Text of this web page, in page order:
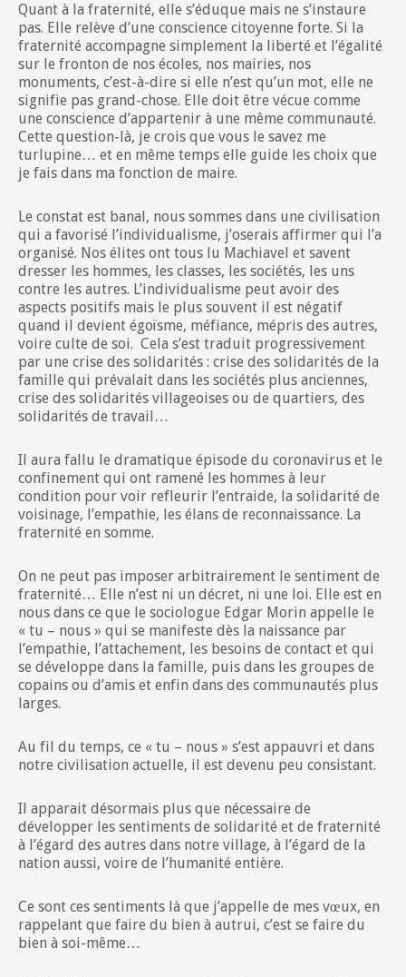
Quant à la fraternité, elle s’éduque mais ne s’instaure
pas. Elle relève d’une conscience citoyenne forte. Si la
fraternité accompagne simplement la liberté et l’égalité
sur le fronton de nos écoles, nos mairies, nos
monuments, c’est-à-dire si elle n’est qu’un mot, elle ne
signifie pas grand-chose. Elle doit être vécue comme
une conscience d’appartenir à une même communauté.
Cette question-là, je crois que vous le savez me
turlupine… et en même temps elle guide les choix que
je fais dans ma fonction de maire.
Le constat est banal, nous sommes dans une civilisation
qui a favorisé l’individualisme, j’oserais affirmer qui l’a
organisé. Nos élites ont tous lu Machiavel et savent
dresser les hommes, les classes, les sociétés, les uns
contre les autres. L’individualisme peut avoir des
aspects positifs mais le plus souvent il est négatif
quand il devient égoïsme, méfiance, mépris des autres,
voire culte de soi. Cela s’est traduit progressivement
par une crise des solidarités : crise des solidarités de la
famille qui prévalait dans les sociétés plus anciennes,
crise des solidarités villageoises ou de quartiers, des
solidarités de travail…
Il aura fallu le dramatique épisode du coronavirus et le
confinement qui ont ramené les hommes à leur
condition pour voir refleurir l’entraide, la solidarité de
voisinage, l’empathie, les élans de reconnaissance. La
fraternité en somme.
On ne peut pas imposer arbitrairement le sentiment de
fraternité… Elle n’est ni un décret, ni une loi. Elle est en
nous dans ce que le sociologue Edgar Morin appelle le
« tu – nous » qui se manifeste dès la naissance par
l’empathie, l’attachement, les besoins de contact et qui
se développe dans la famille, puis dans les groupes de
copains ou d’amis et enfin dans des communautés plus
larges.
Au fil du temps, ce « tu – nous » s’est appauvri et dans
notre civilisation actuelle, il est devenu peu consistant.
Il apparait désormais plus que nécessaire de
développer les sentiments de solidarité et de fraternité
à l’égard des autres dans notre village, à l’égard de la
nation aussi, voire de l’humanité entière.
Ce sont ces sentiments là que j’appelle de mes vœux, en
rappelant que faire du bien à autrui, c’est se faire du
bien à soi-même…